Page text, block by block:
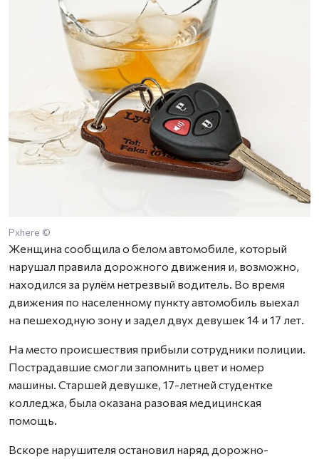
Pxhere ©
Женщина сообщила о белом автомобиле, который
нарушал правила дорожного движения и, возможно,
находился за рулём нетрезвый водитель. Во время
движения по населенному пункту автомобиль выехал
на пешеходную зону и задел двух девушек 14 и 17 лет.
На место происшествия прибыли сотрудники полиции.
Пострадавшие смогли запомнить цвет и номер
машины. Старшей девушке, 17-летней студентке
колледжа, была оказана разовая медицинская
помощь.
Вскоре нарушителя остановил наряд дорожно-